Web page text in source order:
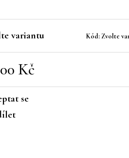
variantu Kód: Zvolte
Kč
se